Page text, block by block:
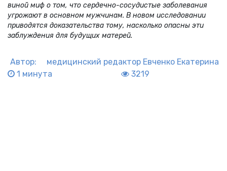
виной миф о том, что сердечно-сосудистые заболевания
угрожают в основном мужчинам. В новом исследовании
приводятся доказательства тому, насколько опасны эти
заблуждения для будущих матерей.
Автор: медицинский редактор Евченко Екатерина
1 минута
3219